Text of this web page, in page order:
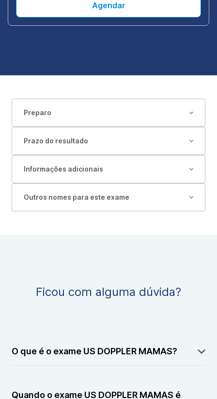
Agendar
Preparo
Prazo do resultado
Informações adicionais
Outros nomes para este exame
Ficou com alguma dúvida?
O que é o exame US DOPPLER MAMAS?
mamas que avalia tanto a estrutura do tecido
Quando o exame US DOPPLER MAMAS é